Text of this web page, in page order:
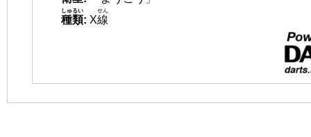
種類
しゅるい
: X線
せん